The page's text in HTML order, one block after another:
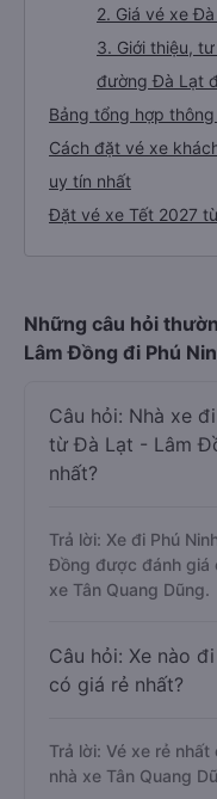
2. Giá vé xe
3. Giới thiệu,
đường Đà Lạt
Bảng tổng hợp
Cách đặt vé xe
uy tín nhất
Đặt vé xe Tết 2027
Những câu hỏi
Lâm Đồng đi Phú
Câu hỏi: Nhà xe
từ Đà Lạt - Lâm
nhất?
Trả lời: Xe đi Phú
Đồng được đánh giá
xe Tân Quang Dũng.
Câu hỏi: Xe nào
có giá rẻ nhất?
Trả lời: Vé xe rẻ
nhà xe Tân Quang